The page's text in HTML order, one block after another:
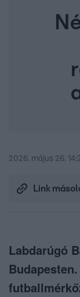
2026. május 26.
Link
Labdarúgó